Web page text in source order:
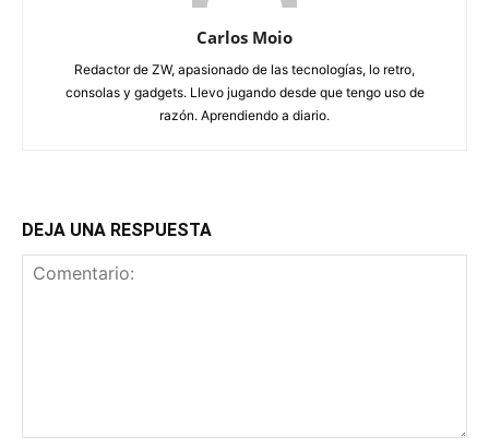
Carlos Moio
Redactor de ZW, apasionado de las tecnologías, lo retro,
consolas y gadgets. Llevo jugando desde que tengo uso de
razón. Aprendiendo a diario.
DEJA UNA RESPUESTA